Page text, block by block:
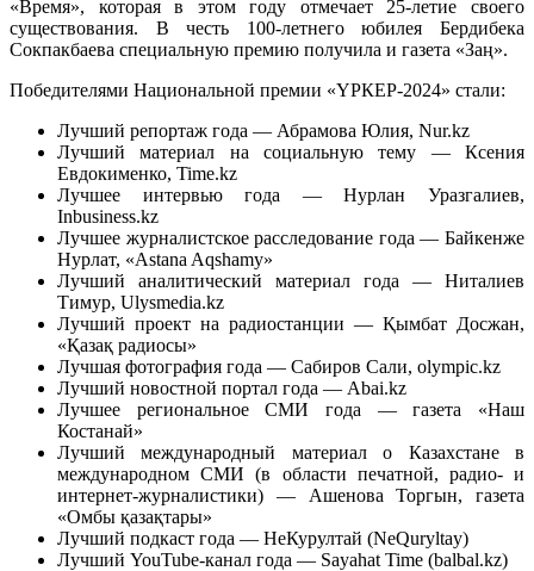
«Время», которая в этом году отмечает 25-летие своего
существования. В честь 100-летнего юбилея Бердибека
Сокпакбаева специальную премию получила и газета «Заң».
Победителями Национальной премии «ҮРКЕР-2024» стали:
Лучший репортаж года — Абрамова Юлия, Nur.kz
Лучший материал на социальную тему — Ксения
Евдокименко, Time.kz
Лучшее интервью года — Нурлан Уразгалиев,
Inbusiness.kz
Лучшее журналистское расследование года — Байкенже
Нурлат, «Astana Aqshamy»
Лучший аналитический материал года — Ниталиев
Тимур, Ulysmedia.kz
Лучший проект на радиостанции — Қымбат Досжан,
«Қазақ радиосы»
Лучшая фотография года — Сабиров Сали, olympic.kz
Лучший новостной портал года — Abai.kz
Лучшее региональное СМИ года — газета «Наш
Костанай»
Лучший международный материал о Казахстане в
международном СМИ (в области печатной, радио- и
интернет-журналистики) — Ашенова Торгын, газета
«Омбы қазақтары»
Лучший подкаст года — НеКурултай (NeQuryltay)
Лучший YouTube-канал года — Sayahat Time (balbal.kz)